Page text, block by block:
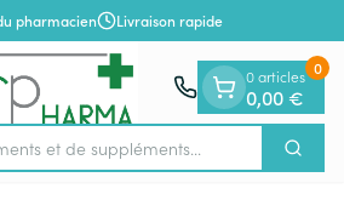
pharmacien Livraison rapide
et de suppléments.
0 articles
0,00 €
0